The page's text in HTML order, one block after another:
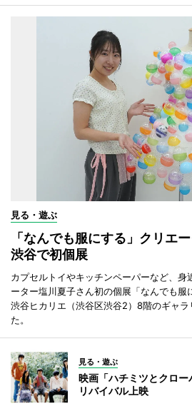
見る・遊ぶ
「なんでも服にする」クリエ
渋谷で初個展
カプセルトイやキッチンペーパーなど、身
ーター塩川夏子さん初の個展「なんでも服
渋谷ヒカリエ（渋谷区渋谷2）8階のギャ
た。
見る・遊ぶ
映画「ハチミツとクロ
リバイバル上映